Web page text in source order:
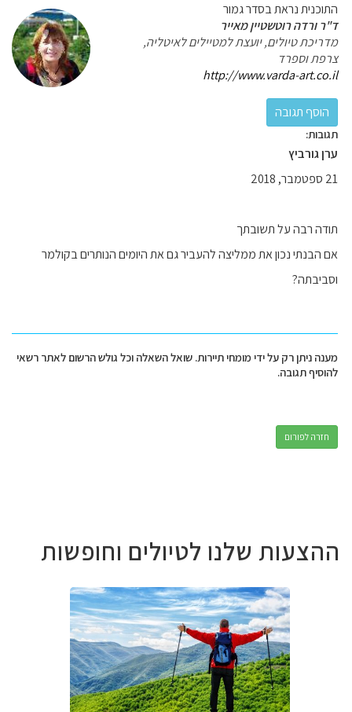
התוכנית נראת בסדר גמור
ד"ר ורדה רוטשטיין מאייר
מדריכת טיולים, יועצת למטיילים לאיטליה,
צרפת וספרד
http://www.varda-art.co.il
תגובות:
ערן גורביץ
21 ספטמבר, 2018
תודה רבה על תשובתך
אם הבנתי נכון את ממליצה להעביר גם את היומים הנותרים בקולמר
וסביבתה?
מענה ניתן רק על ידי מומחי תיירות. שואל השאלה וכל גולש הרשום לאתר רשאי
להוסיף תגובה.
חזרה לפורום
ההצעות שלנו לטיולים וחופשות